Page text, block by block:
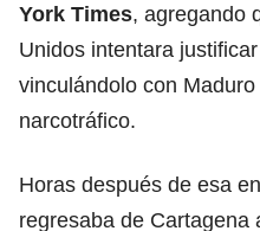
York Times, agregando
Unidos intentara
vinculándolo con
narcotráfico.
Horas después de esa
regresaba de Cartagena